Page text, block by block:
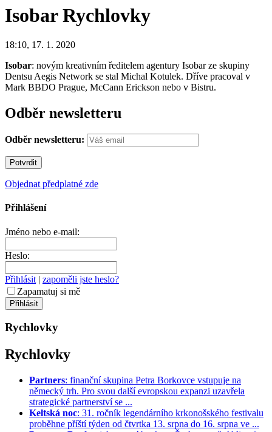
Isobar Rychlovky
18:10, 17. 1. 2020
Isobar: novým kreativním ředitelem agentury Isobar ze skupiny
Dentsu Aegis Network se stal Michal Kotulek. Dříve pracoval v
Mark BBDO Prague, McCann Erickson nebo v Bistru.
Odběr newsletteru
Odběr newsletteru:
Objednat předplatné zde
Přihlášení
Jméno nebo e-mail:
Heslo:
Přihlásit | zapoměli jste heslo?
Zapamatuj si mě
Rychlovky
Rychlovky
Partners: finanční skupina Petra Borkovce vstupuje na
německý trh. Pro svou další evropskou expanzi uzavřela
strategické partnerství se ...
Keltská noc: 31. ročník legendárního krkonošského festivalu
proběhne příští týden od čtvrtka 13. srpna do 16. srpna ve ...